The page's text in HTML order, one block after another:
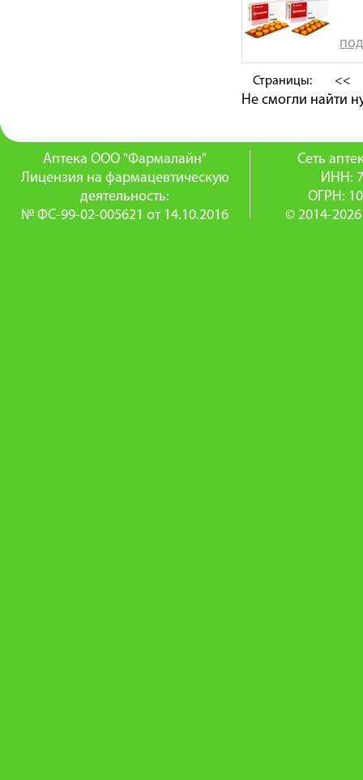
Страницы: <<
Не смогли найти
Аптека ООО "Фармалайн"
Лицензия на фармацевтическую
деятельность:
№ ФС-99-02-005621 от 14.10.2016
Сеть
ИНН:
ОГРН:
© 2014-